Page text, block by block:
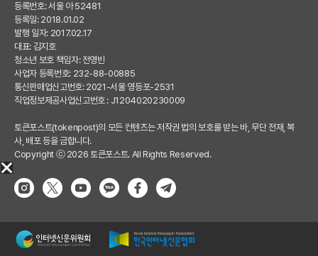
등록번호: 서울 아 52481
등록일: 2018.01.02
발행 일자: 2017.02.17
대표: 김지호
청소년 보호 책임자: 전영빈
사업자 등록번호: 232-88-00885
통신판매업신고번호: 2021-서울 영등포-2531
직업정보제공사업신고번호 : J1204020230009
토큰포스트(tokenpost)의 모든 컨텐츠는 저작권 법의 보호를 받는 바, 무단 전재, 복
사, 배포 등을 금합니다.
Copyright ⓒ 2026 토큰포스트. All Rights Reserved.